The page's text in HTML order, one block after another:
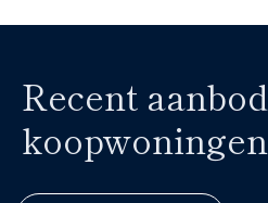
Recent aanbod
koopwoningen